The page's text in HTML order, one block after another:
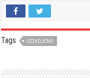
Tags IZDVOJENO